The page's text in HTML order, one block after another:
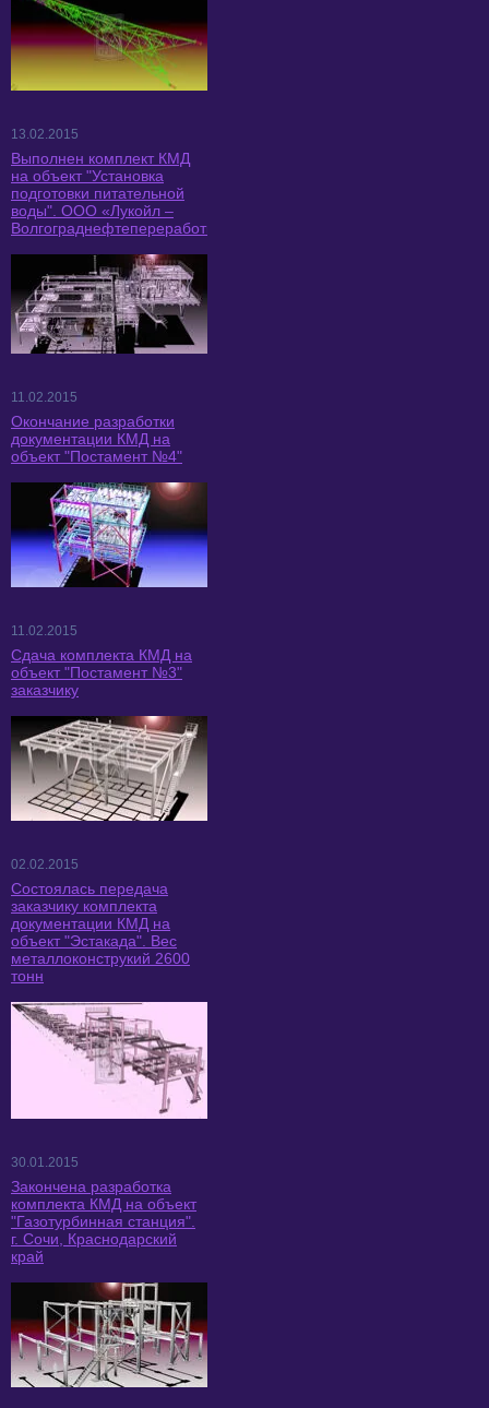
13.02.2015
Выполнен комплект КМД
на объект "Установка
подготовки питательной
воды". ООО «Лукойл –
Волгограднефтепереработка».
11.02.2015
Окончание разработки
документации КМД на
объект "Постамент №4"
11.02.2015
Сдача комплекта КМД на
объект "Постамент №3"
заказчику
02.02.2015
Состоялась передача
заказчику комплекта
документации КМД на
объект "Эстакада". Вес
металлоконструкий 2600
тонн
30.01.2015
Закончена разработка
комплекта КМД на объект
"Газотурбинная станция".
г. Сочи, Краснодарский
край